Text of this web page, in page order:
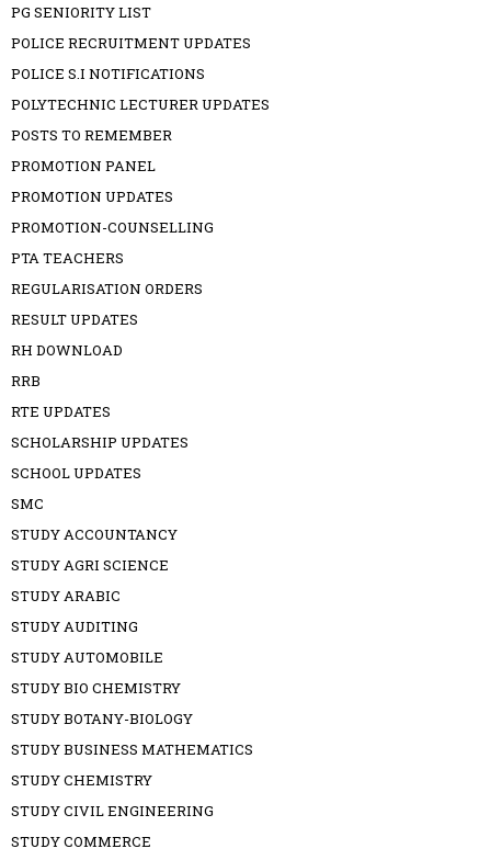
PG SENIORITY LIST
POLICE RECRUITMENT UPDATES
POLICE S.I NOTIFICATIONS
POLYTECHNIC LECTURER UPDATES
POSTS TO REMEMBER
PROMOTION PANEL
PROMOTION UPDATES
PROMOTION-COUNSELLING
PTA TEACHERS
REGULARISATION ORDERS
RESULT UPDATES
RH DOWNLOAD
RRB
RTE UPDATES
SCHOLARSHIP UPDATES
SCHOOL UPDATES
SMC
STUDY ACCOUNTANCY
STUDY AGRI SCIENCE
STUDY ARABIC
STUDY AUDITING
STUDY AUTOMOBILE
STUDY BIO CHEMISTRY
STUDY BOTANY-BIOLOGY
STUDY BUSINESS MATHEMATICS
STUDY CHEMISTRY
STUDY CIVIL ENGINEERING
STUDY COMMERCE